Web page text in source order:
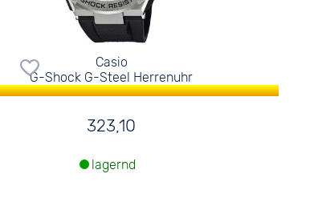
Casio
G-Shock G-Steel Herrenuhr
323,10
lagernd